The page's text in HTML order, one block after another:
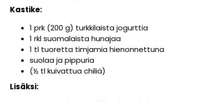
Kastike:
1 prk (200 g) turkkilaista jogurttia
1 rkl suomalaista hunajaa
1 tl tuoretta timjamia hienonnettuna
suolaa ja pippuria
(½ tl kuivattua chiliä)
Lisäksi: